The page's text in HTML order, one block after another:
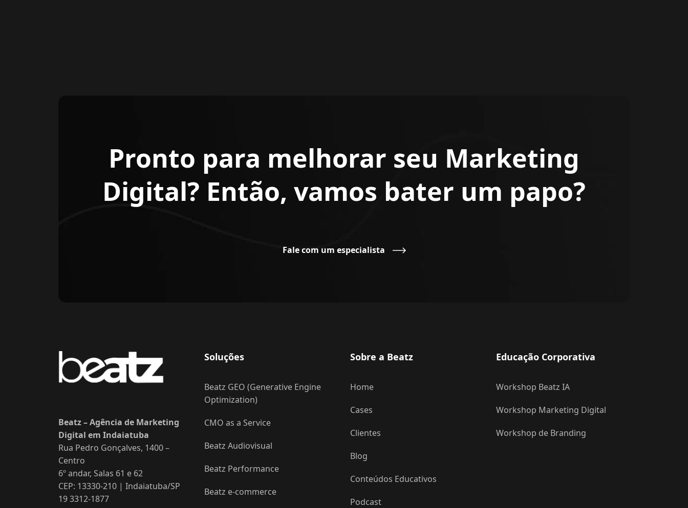
Pronto para melhorar seu Marketing
Digital? Então, vamos bater um papo?
Fale com um especialista
Beatz – Agência de Marketing
Digital em Indaiatuba
Rua Pedro Gonçalves, 1400 –
Centro
6º andar, Salas 61 e 62
CEP: 13330-210 | Indaiatuba/SP
19 3312-1877
Soluções
Beatz GEO (Generative Engine
Optimization)
CMO as a Service
Beatz Audiovisual
Beatz Performance
Beatz e-commerce
Sobre a Beatz
Home
Cases
Clientes
Blog
Conteúdos Educativos
Podcast
Educação Corporativa
Workshop Beatz IA
Workshop Marketing Digital
Workshop de Branding